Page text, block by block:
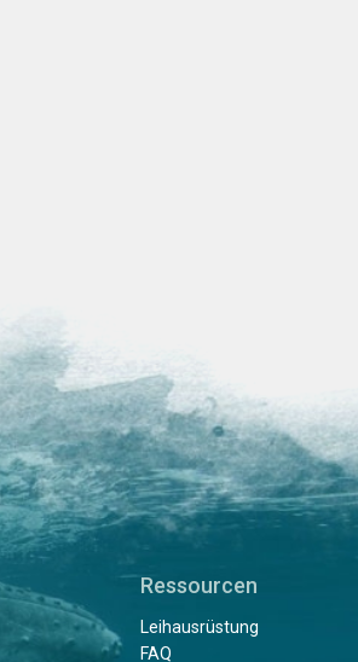
Ressourcen
Leihausrüstung
FAQ